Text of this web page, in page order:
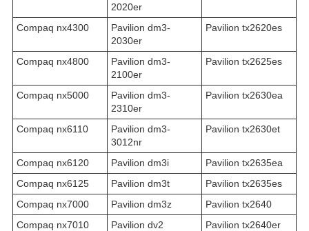
2020er
Compaq nx4300
Pavilion dm3-
2030er
Pavilion tx2620es
Compaq nx4800
Pavilion dm3-
2100er
Pavilion tx2625es
Compaq nx5000
Pavilion dm3-
2310er
Pavilion tx2630ea
Compaq nx6110
Pavilion dm3-
3012nr
Pavilion tx2630et
Compaq nx6120 Pavilion dm3i
Pavilion tx2635ea
Compaq nx6125
Pavilion dm3t
Pavilion tx2635es
Compaq nx7000
Pavilion dm3z
Pavilion tx2640
Compaq nx7010
Pavilion dv2
Pavilion tx2640er